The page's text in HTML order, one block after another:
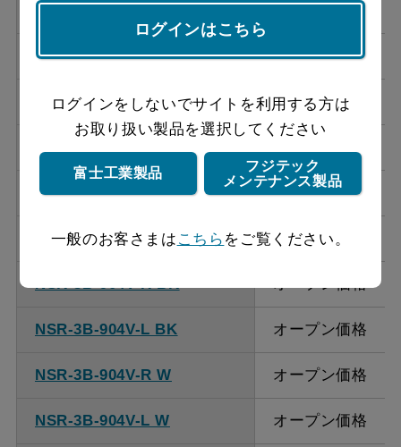
NSR-3B-754V-R W オープン価格
NSR-3B-754V-L W オープン価格
NSR-3B-754V-R SI オープン価格
NSR-3B-754V-R S オープン価格
NSR-3B-754V-L S オープン価格
NSR-3B-904V-R BK オープン価格
NSR-3B-904V-L BK オープン価格
NSR-3B-904V-R W オープン価格
NSR-3B-904V-L W オープン価格
ログインはこちら
ログインをしないでサイトを利用する方は
お取り扱い製品を選択してください
富士工業製品
フジテック
メンテナンス製品
一般のお客さまは こちら をご覧ください。